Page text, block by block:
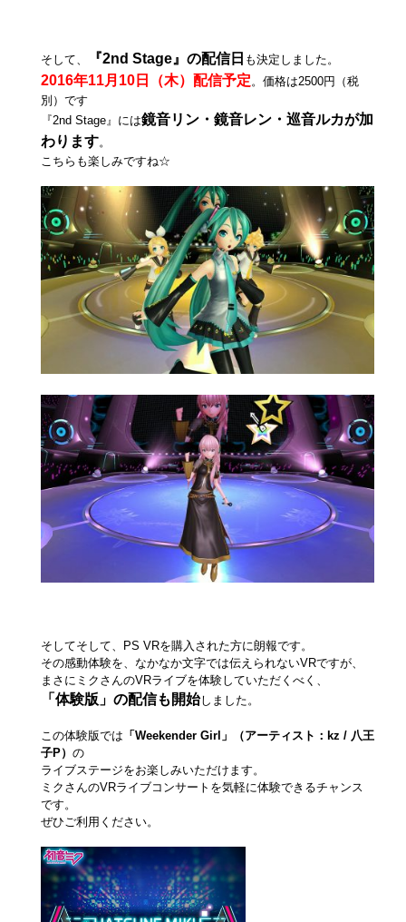
そして、 『2nd Stage』の配信日 も決定しました。
2016年11月10日（木）配信予定。価格は2500円（税
別）です
『2nd Stage』には鏡音リン・鏡音レン・巡音ルカが加
わります。
こちらも楽しみですね☆
そしてそして、PS VRを購入された方に朗報です。
その感動体験を、なかなか文字では伝えられないVRですが、
まさにミクさんのVRライブを体験していただくべく、
「体験版」の配信も開始しました。
この体験版では 「Weekender Girl」（アーティスト：kz / 八王
子P） の
ライブステージをお楽しみいただけます。
ミクさんのVRライブコンサートを気軽に体験できるチャンス
です。
ぜひご利用ください。